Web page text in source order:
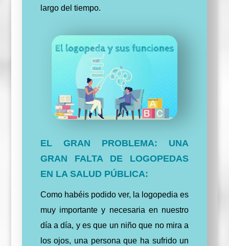
largo del tiempo.
EL GRAN PROBLEMA: UNA
GRAN FALTA DE LOGOPEDAS
EN LA SALUD PÚBLICA:
Como habéis podido ver, la logopedia es
muy importante y necesaria en nuestro
día a día, y es que un niño que no mira a
los ojos, una persona que ha sufrido un